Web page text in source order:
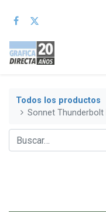
Todos los productos
Sonnet Thunderbolt